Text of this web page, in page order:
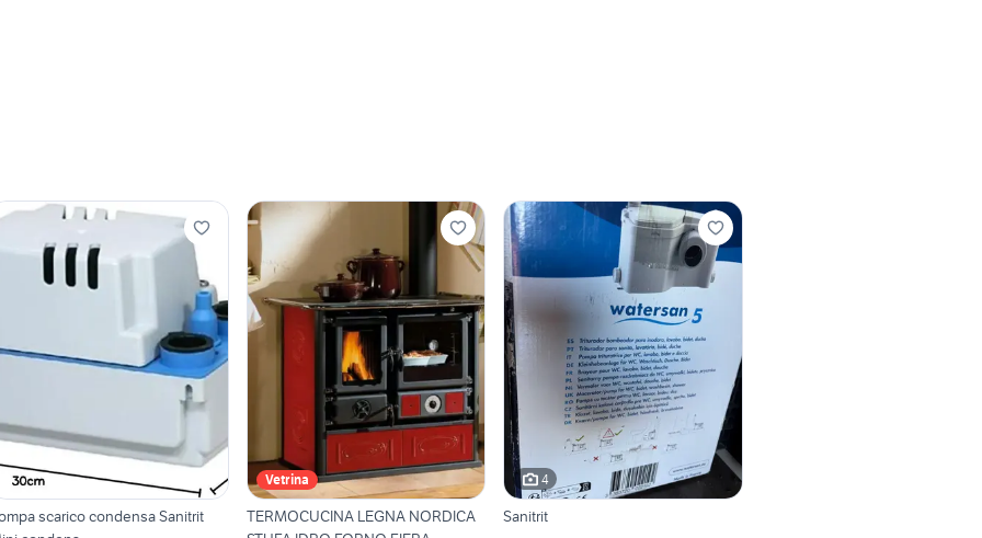
scarico condensa Sanitrit
Vetrina
TERMOCUCINA LEGNA NORDICA
4
Sanitrit